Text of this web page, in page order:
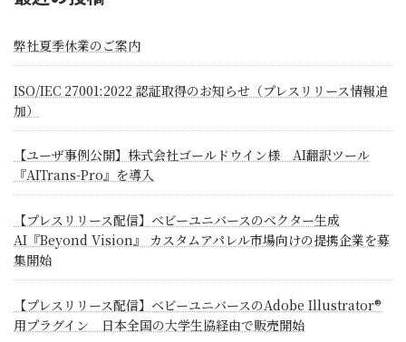
弊社夏季休業のご案内
ISO/IEC 27001:2022 認証取得のお知らせ（プレスリリース情報追
加）
【ユーザ事例公開】株式会社ゴールドウイン様 AI翻訳ツール
『AITrans-Pro』を導入
【プレスリリース配信】ベビーユニバースのべクター生成
AI『Beyond Vision』 カスタムアパレル市場向けの提携企業を募
集開始
【プレスリリース配信】ベビーユニバースのAdobe Illustrator®
用プラグイン 日本全国の大学生協経由で販売開始